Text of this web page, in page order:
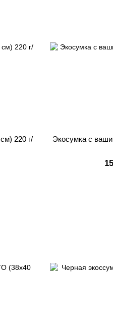
220 г/
Экосумка с